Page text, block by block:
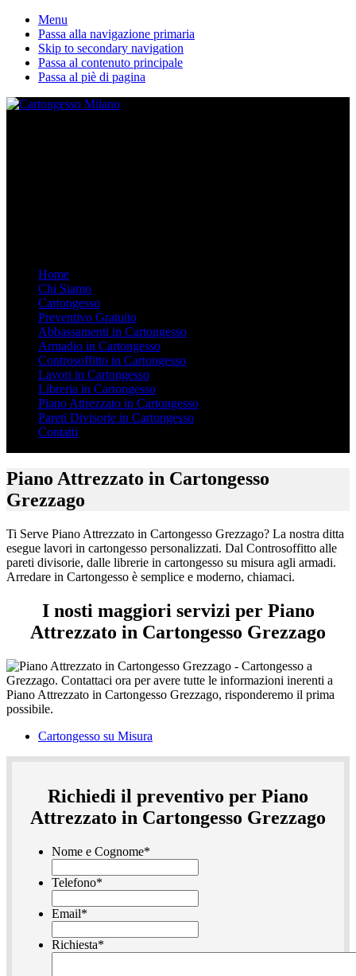
Menu
Passa alla navigazione primaria
Skip to secondary navigation
Passa al contenuto principale
Passa al piè di pagina
Home
Chi Siamo
Cartongesso
Preventivo Gratuito
Abbassamenti in Cartongesso
Armadio in Cartongesso
Controsoffitto in Cartongesso
Lavori in Cartongesso
Libreria in Cartongesso
Piano Attrezzato in Cartongesso
Pareti Divisorie in Cartongesso
Contatti
Piano Attrezzato in Cartongesso
Grezzago
Ti Serve Piano Attrezzato in Cartongesso Grezzago? La nostra ditta
esegue lavori in cartongesso personalizzati. Dal Controsoffitto alle
pareti divisorie, dalle librerie in cartongesso su misura agli armadi.
Arredare in Cartongesso è semplice e moderno, chiamaci.
I nosti maggiori servizi per Piano
Attrezzato in Cartongesso Grezzago
Cartongesso su Misura
Richiedi il preventivo per Piano
Attrezzato in Cartongesso Grezzago
Nome e Cognome*
Telefono*
Email*
Richiesta*